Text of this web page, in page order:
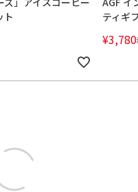
ト
ティギ
¥3,780